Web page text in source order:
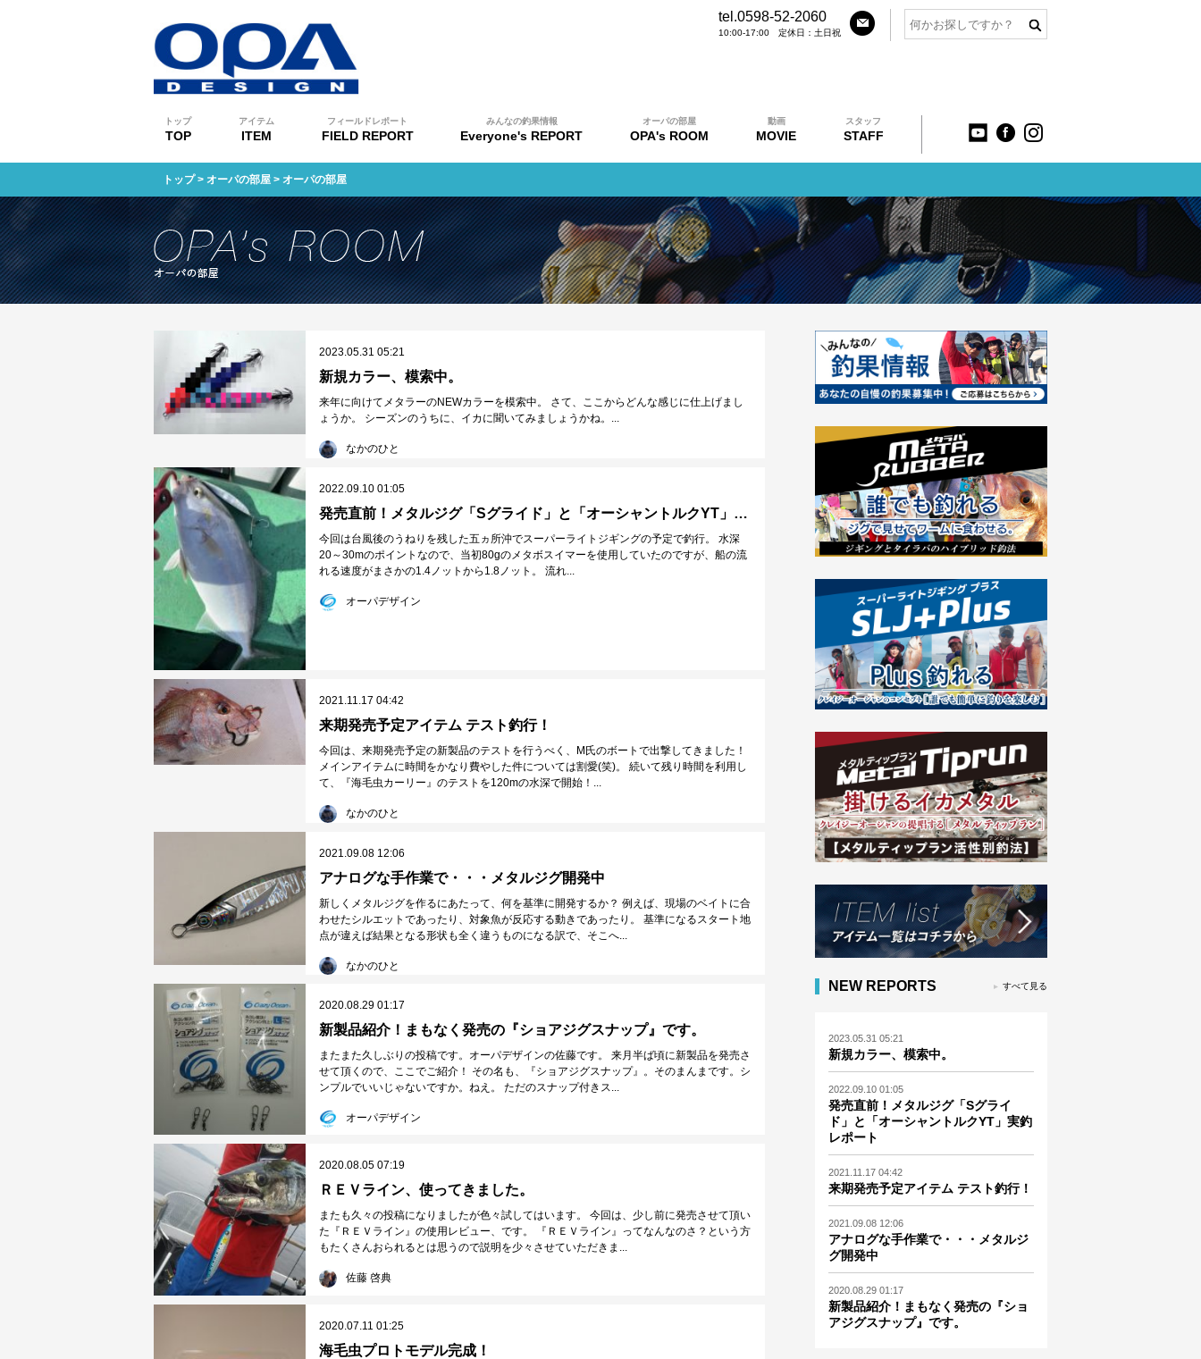
tel.0598-52-2060
10:00-17:00 定休日：土日祝
トップ
TOP
アイテム
ITEM
フィールドレポート
FIELD REPORT
みんなの釣果情報
Everyone's REPORT
オーパの部屋
OPA's ROOM
動画
MOVIE
スタッフ
STAFF
トップ> オーパの部屋 > オーパの部屋
2023.05.31 05:21
新規カラー、模索中。
来年に向けてメタラーのNEWカラーを模索中。 さて、ここからどんな感じに仕上げまし
ょうか。 シーズンのうちに、イカに聞いてみましょうかね。...
なかのひと
2022.09.10 01:05
発売直前！メタルジグ「Sグライド」と「オーシャントルクYT」実釣レポート
今回は台風後のうねりを残した五ヵ所沖でスーパーライトジギングの予定で釣行。 水深
20～30mのポイントなので、当初80gのメタボスイマーを使用していたのですが、船の流
れる速度がまさかの1.4ノットから1.8ノット。 流れ...
オーパデザイン
2021.11.17 04:42
来期発売予定アイテム テスト釣行！
今回は、来期発売予定の新製品のテストを行うべく、M氏のボートで出撃してきました！
メインアイテムに時間をかなり費やした件については割愛(笑)。 続いて残り時間を利用し
て、『海毛虫カーリー』のテストを120mの水深で開始！...
なかのひと
2021.09.08 12:06
アナログな手作業で・・・メタルジグ開発中
新しくメタルジグを作るにあたって、何を基準に開発するか？ 例えば、現場のベイトに合
わせたシルエットであったり、対象魚が反応する動きであったり。 基準になるスタート地
点が違えば結果となる形状も全く違うものになる訳で、そこへ...
なかのひと
2020.08.29 01:17
新製品紹介！まもなく発売の『ショアジグスナップ』です。
またまた久しぶりの投稿です。オーパデザインの佐藤です。 来月半ば頃に新製品を発売さ
せて頂くので、ここでご紹介！ その名も、『ショアジグスナップ』。そのまんまです。シ
ンプルでいいじゃないですか。ねえ。 ただのスナップ付きス...
オーパデザイン
2020.08.05 07:19
ＲＥＶライン、使ってきました。
またも久々の投稿になりましたが色々試してはいます。 今回は、少し前に発売させて頂い
た『ＲＥＶライン』の使用レビュー、です。 『ＲＥＶライン』ってなんなのさ？という方
もたくさんおられるとは思うので説明を少々させていただきま...
佐藤 啓典
2020.07.11 01:25
海毛虫プロトモデル完成！
NEW REPORTS すべて見る
2023.05.31 05:21
新規カラー、模索中。
2022.09.10 01:05
発売直前！メタルジグ「Sグライ
ド」と「オーシャントルクYT」実釣
レポート
2021.11.17 04:42
来期発売予定アイテム テスト釣行！
2021.09.08 12:06
アナログな手作業で・・・メタルジ
グ開発中
2020.08.29 01:17
新製品紹介！まもなく発売の『ショ
アジグスナップ』です。